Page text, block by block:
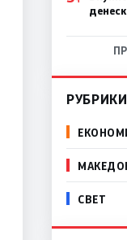
РУБРИКИ
СВЕТ